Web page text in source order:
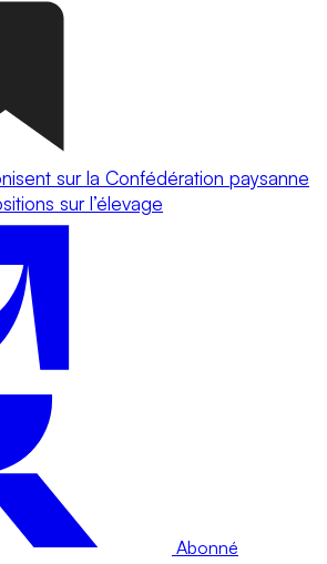
sur la Confédération paysanne
sur l’élevage
Abonné